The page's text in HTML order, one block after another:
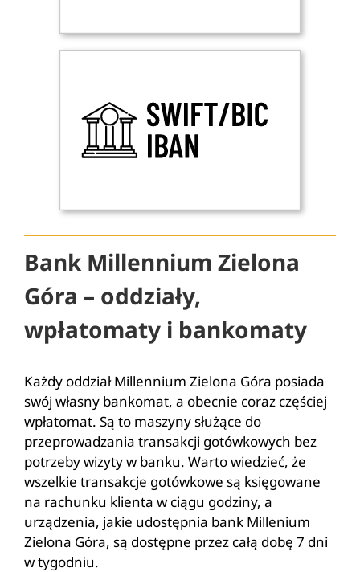
Bank Millennium Zielona
Góra – oddziały,
wpłatomaty i bankomaty
Każdy oddział Millennium Zielona Góra posiada
swój własny bankomat, a obecnie coraz częściej
wpłatomat. Są to maszyny służące do
przeprowadzania transakcji gotówkowych bez
potrzeby wizyty w banku. Warto wiedzieć, że
wszelkie transakcje gotówkowe są księgowane
na rachunku klienta w ciągu godziny, a
urządzenia, jakie udostępnia bank Millenium
Zielona Góra, są dostępne przez całą dobę 7 dni
w tygodniu.